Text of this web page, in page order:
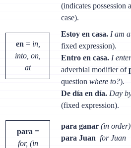
(indicates possession
case).
en = in,
into, on,
at
Estoy en casa. I am
fixed expression).
Entro en casa. I
adverbial modifier of
questionwhere to?).
De día en día. Day
(fixed expression).
para =
for, (in
para ganar (in
para Juan for Juan